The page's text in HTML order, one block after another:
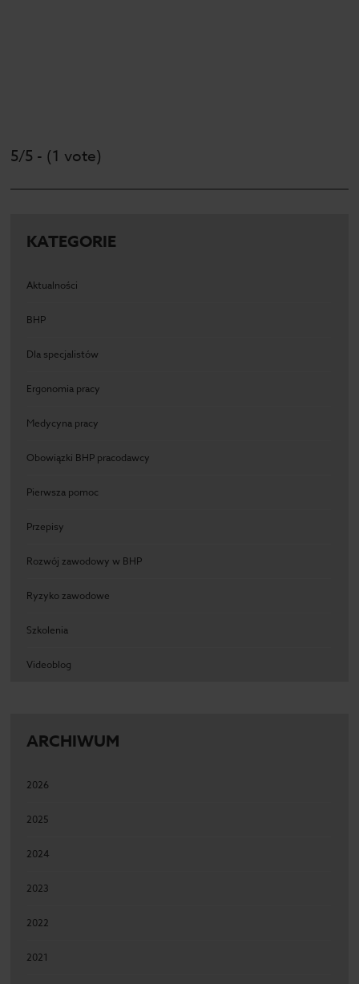
5/5 - (1 vote)
KATEGORIE
Aktualności
BHP
Dla specjalistów
Ergonomia pracy
Medycyna pracy
Obowiązki BHP pracodawcy
Pierwsza pomoc
Przepisy
Rozwój zawodowy w BHP
Ryzyko zawodowe
Szkolenia
Videoblog
ARCHIWUM
2026
2025
2024
2023
2022
2021